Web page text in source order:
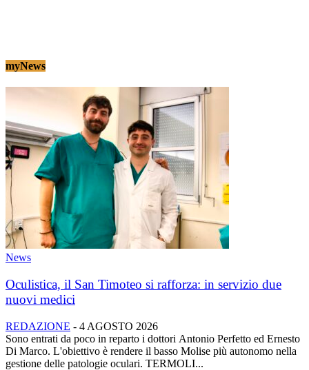
myNews
News
Oculistica, il San Timoteo si rafforza: in servizio due
nuovi medici
REDAZIONE - 4 AGOSTO 2026
Sono entrati da poco in reparto i dottori Antonio Perfetto ed Ernesto
Di Marco. L'obiettivo è rendere il basso Molise più autonomo nella
gestione delle patologie oculari. TERMOLI...